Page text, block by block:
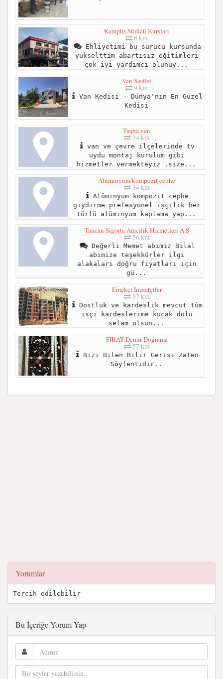
Kampüs Sürücü Kursları
8 km
Ehliyetimi bu sürücü kursunda
yükselttim abartısız eğitimleri
çok iyi yardımcı olunuy...
Van Kedisi
9 km
Van Kedisi - Dünya'nın En Güzel
Kedisi
Tuşba van
34 km
van ve çevre ilçelerinde tv
uydu montaj kurulum gibi
hizmetler vermekteyiz .size...
Alüminyum kompozit cephe
34 km
Alüminyum kompozit cephe
giydirme prefesyonel işçilik her
türlü alüminyum kaplama yap...
Tancan Sigorta Aracilik Hizmetleri A.Ş
56 km
Değerli Memet abimiz Bilal
abimize teşekkürler ilgi
alakaları doğru fiyatları için
gü...
Emekçi Inşaatçilar
57 km
Dostluk ve kardeslik mevcut tûm
isçi kardeslerime kucak dolu
selam olsun...
FIRAT Demir Doğrama
57 km
Bizi Bilen Bilir Gerisi Zaten
Söylentidir..
Yorumlar
Tercih edilebilir
Bu İçeriğe Yorum Yap